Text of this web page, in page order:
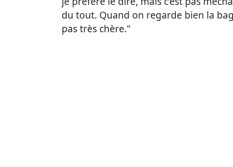
du tout. Quand on regarde bien la
pas très chère."